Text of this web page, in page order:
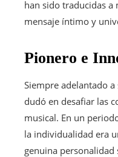
han sido traducidas
mensaje íntimo y
Pionero e
Siempre adelantado
dudó en desafiar las
musical. En un
la individualidad era
genuina